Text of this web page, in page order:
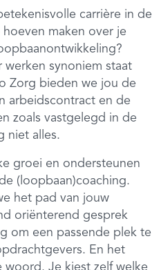
carrière in de
maken over je
synoniem staat
Zorg bieden we jou de
arbeidscontract en de
zoals vastgelegd in de
niet alles.
groei en ondersteunen
(loopbaan)coaching.
het pad van jouw
oriënterend gesprek
om een passende plek te
En het
woord. Je kiest zelf welke